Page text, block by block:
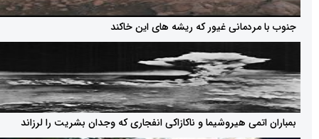
غیور که ریشه های این خاکند
هیروشیما و ناکازاکی انفجاری که وجدان بشریت را لرزاند